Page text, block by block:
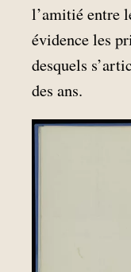
l’amitié entre
évidence les
desquels
des ans.